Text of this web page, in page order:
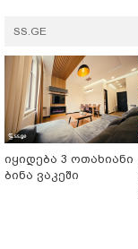
SS.GE
იყიდება 3 ოთახიანი
ბინა ვაკეში